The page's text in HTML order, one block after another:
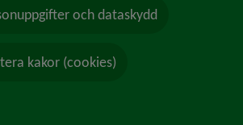
och dataskydd
kakor (cookies)